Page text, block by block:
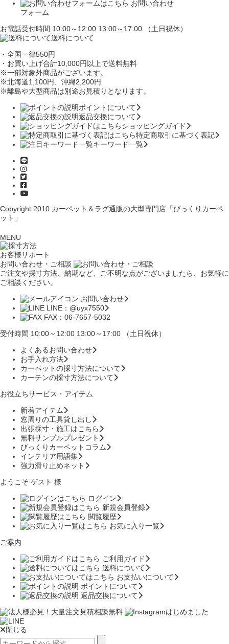
お問い合わせ
フォーム
お電話受付時間 10:00～12:00 13:00～17:00 （土日祝休）
送料について
・全国一律550円
・お買い上げ合計10,000円 以上で送料無料
※一部対象外商品がございます。
※北海道1,100円、沖縄2,200円
※離島や大型商品は別途お見積りとなります。
ポイントについて
返品交換について
ショッピングガイド
特定商取引に基づく表記
キーワード一覧
Copyright 2010 カーペット＆ラグ通販の大型専門店「びっくりカーペ
ット」
MENU
お客様サポート
お問い合わせ・ご相談
ご注文や採寸方法、納期など、ご不明な点がございましたら、お気軽に
ご相談ください。
お問い合わせ
LINE：@uyx7550
FAX：06-7657-5032
受付時間 10:00～12:00 13:00～17:00 （土日祝休）
よくあるお問い合わせ
お手入れ方法
カーペットの採寸方法について
カーテンの採寸方法について
お役立ちサービス・アイテム
新着アイテム
窓周りの工具貸し出し
出張採寸・施工はこちら
無料サンプルプレゼント
びっくりカーペットコラム
インテリア用語集
強力滑り止めネット
ようこそ ゲスト 様
ログイン
新規会員登録
閲覧履歴
お気に入り一覧
ご案内
ご利用ガイド
送料について
お支払いについて
ポイントについて
返品交換について
閉じる